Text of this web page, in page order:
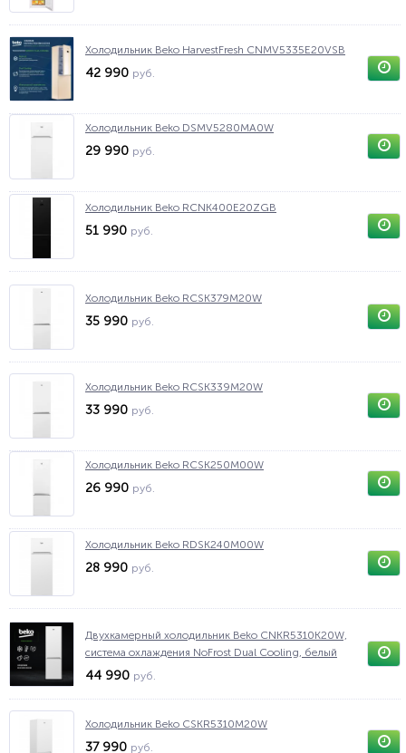
Холодильник Beko HarvestFresh CNMV5335E20VSB
42 990 руб.
Холодильник Beko DSMV5280MA0W
29 990 руб.
Холодильник Beko RCNK400E20ZGB
51 990 руб.
Холодильник Beko RCSK379M20W
35 990 руб.
Холодильник Beko RCSK339M20W
33 990 руб.
Холодильник Beko RCSK250M00W
26 990 руб.
Холодильник Beko RDSK240M00W
28 990 руб.
Двухкамерный холодильник Beko CNKR5310K20W,
система охлаждения NoFrost Dual Cooling, белый
44 990 руб.
Холодильник Beko CSKR5310M20W
37 990 руб.